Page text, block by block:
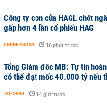
Công ty con của HAGL chốt
gấp hơn 4 lần cổ phiếu HAG
CHỨNG KHOÁN - 16 phút trước
Tổng Giám đốc MB: Tự tin
có thể đạt mốc 40.000 tỷ nếu
TÀI CHÍNH - 14 giờ trước